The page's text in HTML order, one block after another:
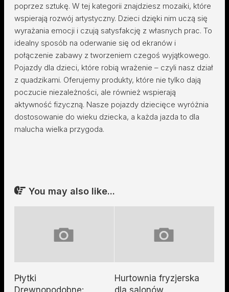
poprzez sztukę. W tej kategorii znajdziesz mozaiki, które
wspierają rozwój artystyczny. Dzieci dzięki nim uczą się
wyrażania emocji i czują satysfakcję z własnych prac. To
idealny sposób na oderwanie się od ekranów i
połączenie zabawy z tworzeniem czegoś wyjątkowego.
Pojazdy dla dzieci, które robią wrażenie – czyli nasz dział
z quadzikami. Oferujemy produkty, które nie tylko dają
poczucie niezależności, ale również wspierają
aktywność fizyczną. Nasze pojazdy dziecięce wyróżnia
dostosowanie do wieku dziecka, a każda jazda to dla
malucha wielka przygoda.
You may also like...
Płytki
Hurtownia fryzjerska